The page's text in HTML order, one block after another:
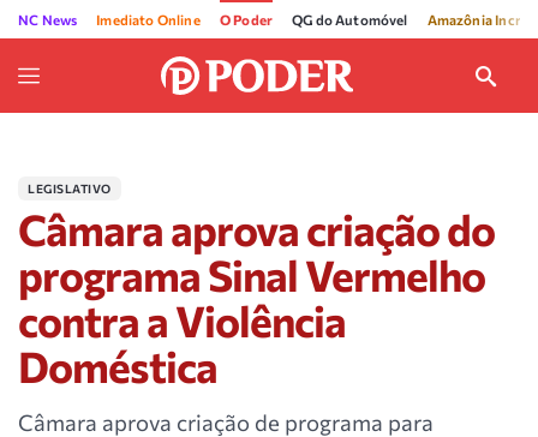
NC News Imediato Online O Poder QG do Automóvel Amazônia
LEGISLATIVO
Câmara aprova criação do
programa Sinal Vermelho
contra a Violência
Doméstica
Câmara aprova criação de programa para